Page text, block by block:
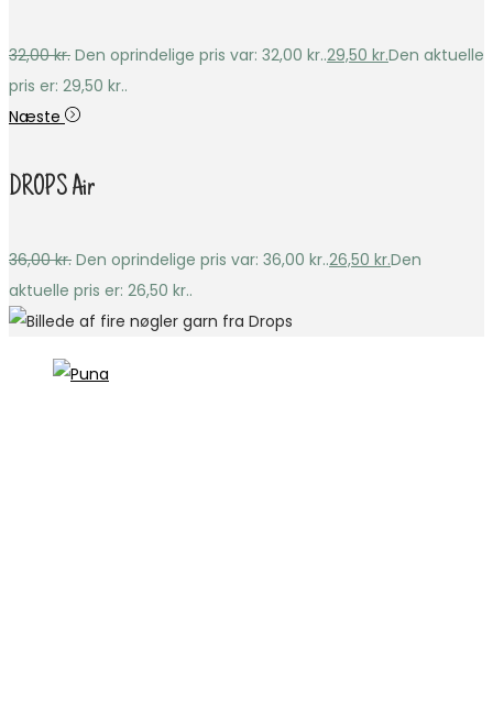
32,00kr. Den oprindelige pris var: 32,00 kr..29,50 kr.Den aktuelle
pris er: 29,50 kr..
Næste
DROPS Air
36,00kr. Den oprindelige pris var: 36,00 kr..26,50 kr.Den
aktuelle pris er: 26,50 kr..